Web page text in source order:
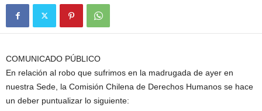
COMUNICADO PÚBLICO
En relación al robo que sufrimos en la madrugada de ayer en
nuestra Sede, la Comisión Chilena de Derechos Humanos se hace
un deber puntualizar lo siguiente: